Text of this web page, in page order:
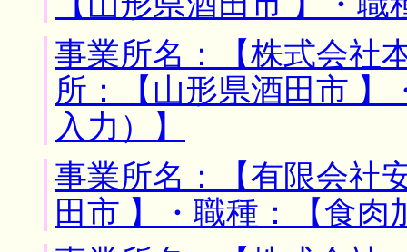
事業所名：【株式会
所：【山形県酒田市
入力）】
事業所名：【有限会社
田市 】・職種：【食肉